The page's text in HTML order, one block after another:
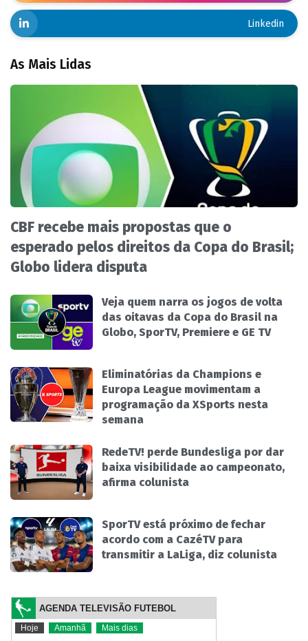
Linkedin
As Mais Lidas
CBF recebe mais propostas que o
esperado pelos direitos da Copa do Brasil;
Globo lidera disputa
Veja quem narra os jogos de volta
das oitavas da Copa do Brasil na
Globo, SporTV, Premiere e GE TV
Eliminatórias da Champions e
Europa League movimentam a
programação da XSports nesta
semana
RedeTV! perde Bundesliga por dar
baixa visibilidade ao campeonato,
afirma colunista
SporTV está próximo de fechar
acordo com a CazéTV para
transmitir a LaLiga, diz colunista